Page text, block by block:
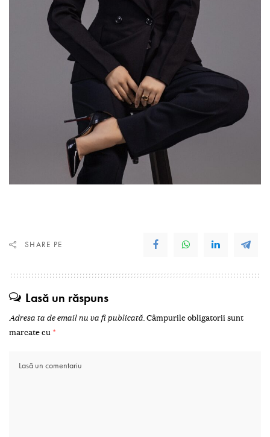
SHARE PE
Lasă un răspuns
Adresa ta de email nu va fi publicată.Câmpurile obligatorii sunt
marcate cu *